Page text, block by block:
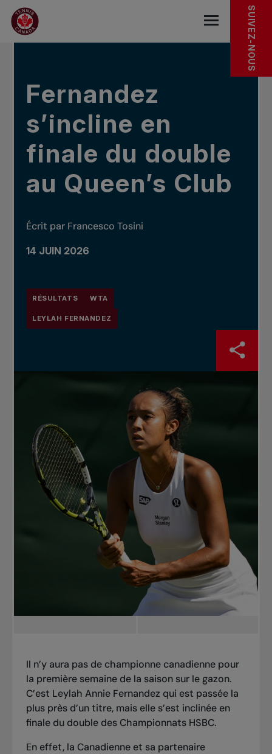
Sauter au menu principal
Sauter au contenu principal
Sauter au pied de page
DANS LES NOUVELLES SUIVEZ-NOUS
Fernandez
s’incline en
finale du double
au Queen’s Club
Écrit par Francesco Tosini
14 JUIN 2026
RÉSULTATS WTA
LEYLAH FERNANDEZ
Il n’y aura pas de championne canadienne pour
la première semaine de la saison sur le gazon.
C’est Leylah Annie Fernandez qui est passée la
plus près d’un titre, mais elle s’est inclinée en
finale du double des Championnats HSBC.
En effet, la Canadienne et sa partenaire